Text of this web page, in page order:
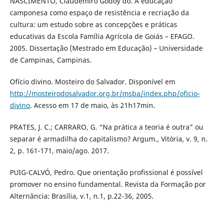
camponesa como espaço de resistência e recriação da
cultura: um estudo sobre as concepções e práticas
educativas da Escola Família Agrícola de Goiás – EFAGO.
2005. Dissertação (Mestrado em Educação) – Universidade
de Campinas, Campinas.
Ofício divino. Mosteiro do Salvador. Disponível em
http://mosteirodosalvador.org.br/msba/index.php/oficio-
divino. Acesso em 17 de maio, às 21h17min.
PRATES, J. C.; CARRARO, G. “Na prática a teoria é outra” ou
separar é armadilha do capitalismo? Argum., Vitória, v. 9, n.
2, p. 161-171, maio/ago. 2017.
PUIG-CALVÓ, Pedro. Que orientação profissional é possível
promover no ensino fundamental. Revista da Formação por
Alternância: Brasília, v.1, n.1, p.22-36, 2005.